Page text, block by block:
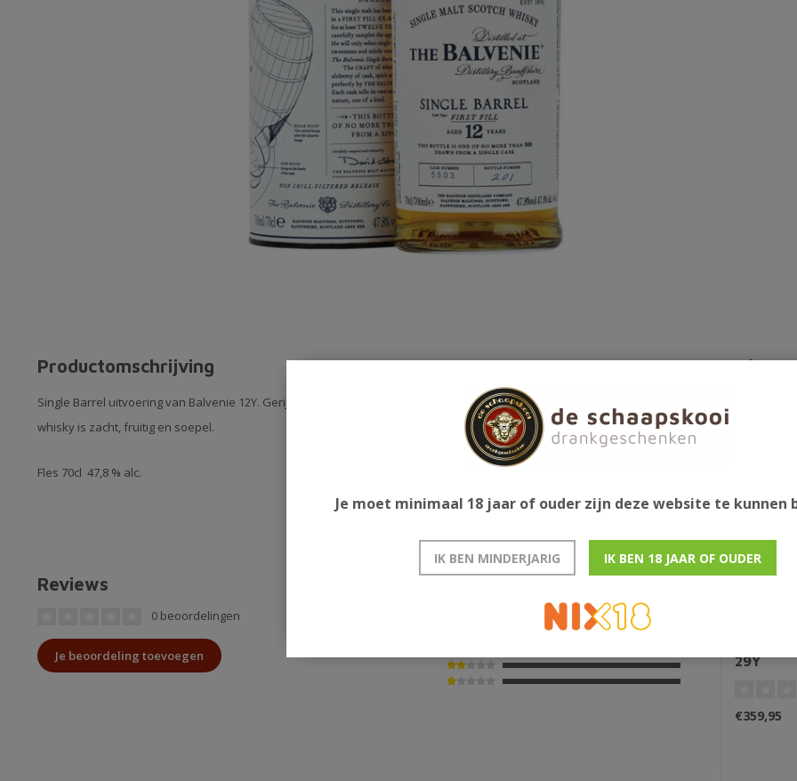
Productomschrijving
Single Barrel uitvoering van Balvenie 12Y. Gerijpt in amerikaans eiken en daarna rijping in europese sherryvaten. De
whisky is zacht, fruitig en soepel.
Fles 70cl 47,8 % alc.
Reviews
0 beoordelingen
Je beoordeling toevoegen
1993
29Y
€359,95
Je moet minimaal 18 jaar of ouder zijn deze website te kunnen
IK BEN MINDERJARIG IK BEN 18 JAAR OF OUDER